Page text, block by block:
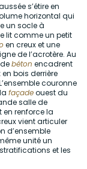
s’étire en
horizontal qui
un socle à
lit comme un petit
en creux et une
de l’acrotère. Au
béton encadrent
bois derrière
couronne
façadeouest du
salle de
renforce la
vient articuler
d’ensemble
unité un
et les